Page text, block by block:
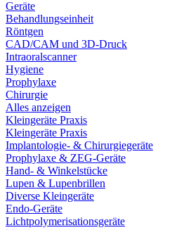
Geräte
Behandlungseinheit
Röntgen
CAD/CAM und 3D-Druck
Intraoralscanner
Hygiene
Prophylaxe
Chirurgie
Alles anzeigen
Kleingeräte Praxis
Kleingeräte Praxis
Implantologie- & Chirurgiegeräte
Prophylaxe & ZEG-Geräte
Hand- & Winkelstücke
Lupen & Lupenbrillen
Diverse Kleingeräte
Endo-Geräte
Lichtpolymerisationsgeräte